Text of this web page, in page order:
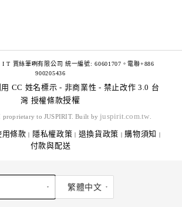
T 賈絲筆咧有限公司 統一編號: 60601707。電聯+886
900205436
用 CC 姓名標示 - 非商業性 - 禁止改作 3.0 台
灣 授權條款授權
proprietary to JUSPIRIT. Built by juspirit.com.tw
用條款 | 隱私權政策 | 退換貨政策 | 購物須知 |
付款與配送